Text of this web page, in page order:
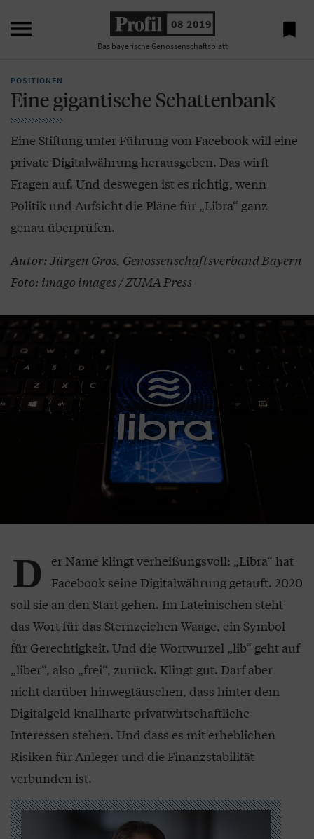
 08 2019
Das bayerische Genossenschaftsblatt

POSITIONEN
Eine gigantische Schattenbank
Eine Stiftung unter Führung von Facebook will eine
private Digitalwährung herausgeben. Das wirft
Fragen auf. Und deswegen ist es richtig, wenn
Politik und Aufsicht die Pläne für „Libra“ ganz
genau überprüfen.
Autor: Jürgen Gros, Genossenschaftsverband Bayern
Foto: imago images / ZUMA Press
D er Name klingt verheißungsvoll: „Libra“ hat
Facebook seine Digitalwährung getauft. 2020
soll sie an den Start gehen. Im Lateinischen steht
das Wort für das Sternzeichen Waage, ein Symbol
für Gerechtigkeit. Und die Wortwurzel „lib“ geht auf
„liber“, also „frei“, zurück. Klingt gut. Darf aber
nicht darüber hinwegtäuschen, dass hinter dem
Digitalgeld knallharte privatwirtschaftliche
Interessen stehen. Und dass es mit erheblichen
Risiken für Anleger und die Finanzstabilität
verbunden ist.